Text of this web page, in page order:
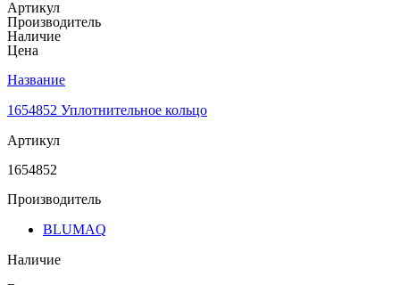
Артикул
Производитель
Наличие
Цена
Название
1654852 Уплотнительное кольцо
Артикул
1654852
Производитель
BLUMAQ
Наличие